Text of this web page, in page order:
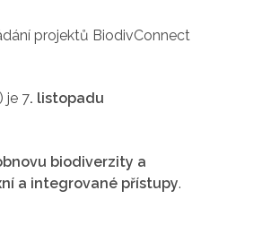
projektů BiodivConnect
je 7. listopadu
biodiverzity a
a integrované přístupy.